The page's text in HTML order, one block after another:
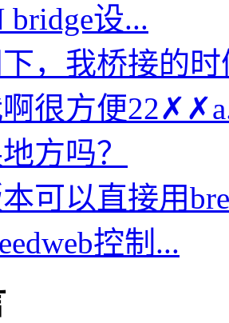
bridge设...
，我桥接的时
很方便
方吗？
可以直接用
控制...